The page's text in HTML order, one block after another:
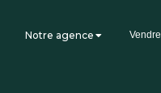
Notre agence Vendre